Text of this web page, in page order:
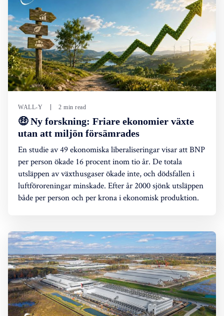
WALL-Y 2 min read
🤑 Ny forskning: Friare ekonomier växte
utan att miljön försämrades
En studie av 49 ekonomiska liberaliseringar visar att BNP
per person ökade 16 procent inom tio år. De totala
utsläppen av växthusgaser ökade inte, och dödsfallen i
luftföroreningar minskade. Efter år 2000 sjönk utsläppen
både per person och per krona i ekonomisk produktion.